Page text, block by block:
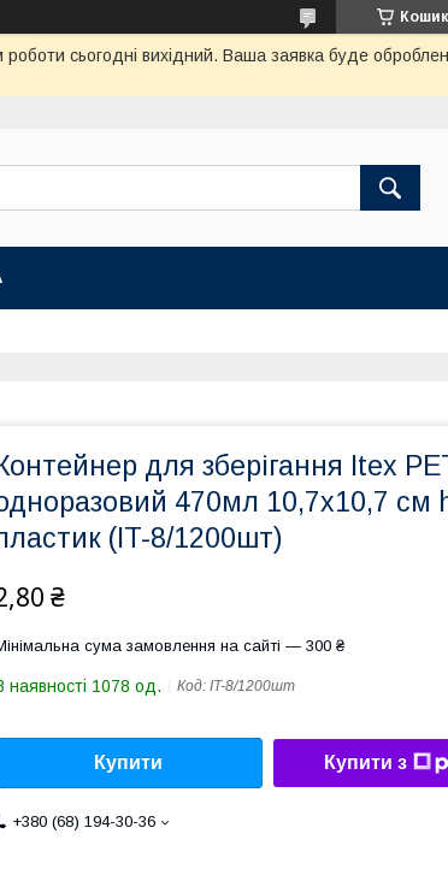
Кошик
сьогодні вихідний. Ваша заявка буде
для зберігання Itex
470мл 10,7х10,7 см
(IT-8/1200шт)
₴
сума замовлення на сайті — 300 ₴
наявності 1078 од. Код: IT-8/1200шт
Купити Купити з
+380 (68) 194-30-36